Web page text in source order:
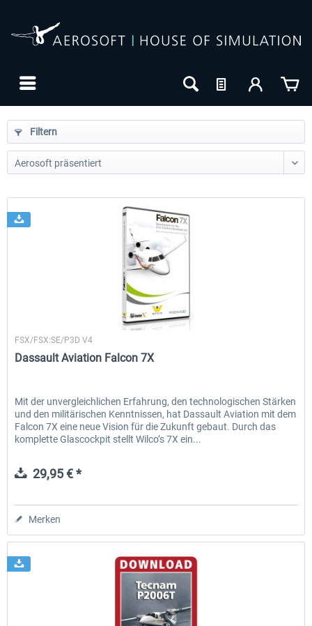
0,00 € * 35,69 € *
Filtern
Wilco Publishing
FSX/FSX:SE/P3D V4
Dassault Aviation Falcon 7X
Mit der unvergleichlichen Erfahrung, den technologischen Stärken
und den militärischen Kenntnissen, hat Dassault Aviation mit dem
Falcon 7X eine neue Vision für die Zukunft gebaut. Durch das
komplette Glascockpit stellt Wilco’s 7X ein...
29,95 € *
Merken